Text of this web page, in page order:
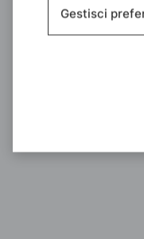
Gestisci